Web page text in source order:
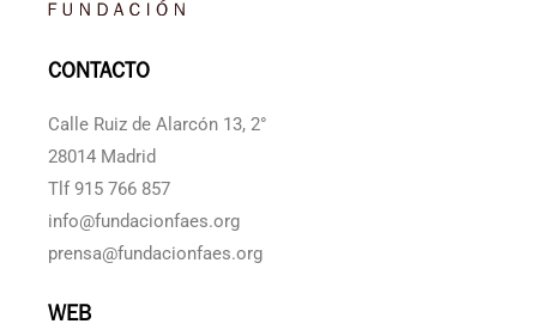
CONTACTO
Calle Ruiz de Alarcón 13, 2°
28014 Madrid
Tlf 915 766 857
info@fundacionfaes.org
prensa@fundacionfaes.org
WEB